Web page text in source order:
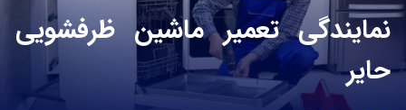
نمایندگی تعمیر ماشین ظرفشویی
حایر